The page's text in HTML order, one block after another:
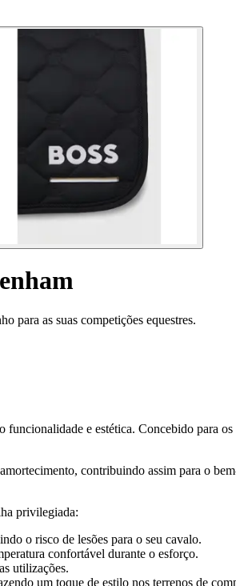
para as suas competições equestres.
e estética. Concebido para
contribuindo assim para o
privilegiada:
o risco de lesões para o seu cavalo.
confortável durante o esforço.
utilizações.
um toque de estilo nos terrenos de